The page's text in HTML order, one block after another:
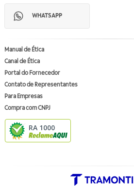
WHATSAPP
Manual de Ética
Canal de Ética
Portal do Fornecedor
Contato de Representantes
Para Empresas
Compra com CNPJ
RA 1000